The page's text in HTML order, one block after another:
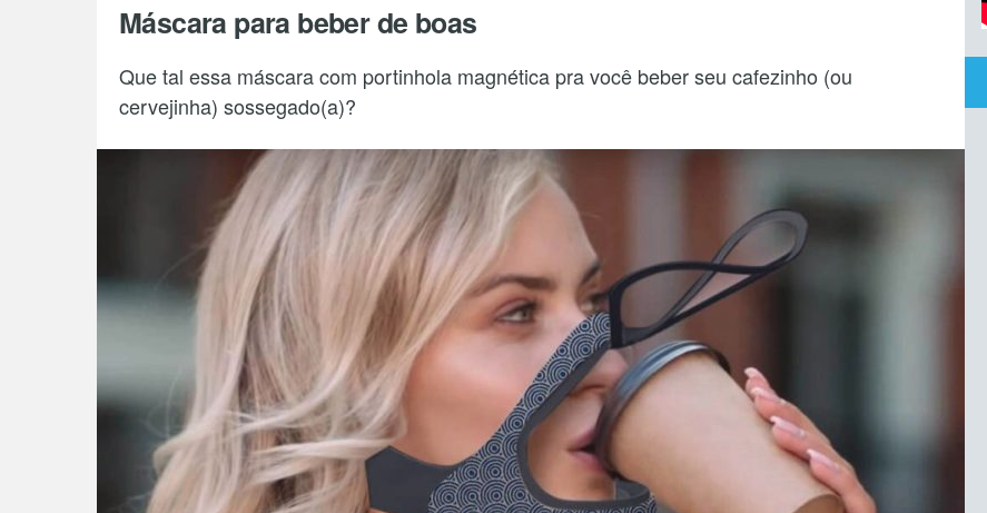
Máscara para beber de boas
Que tal essa máscara com portinhola magnética pra você beber seu cafezinho (ou
cervejinha) sossegado(a)?